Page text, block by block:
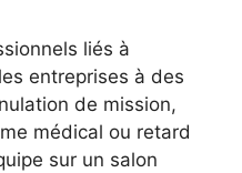
liés à
entreprises à des
de mission,
médical ou retard
sur un salon